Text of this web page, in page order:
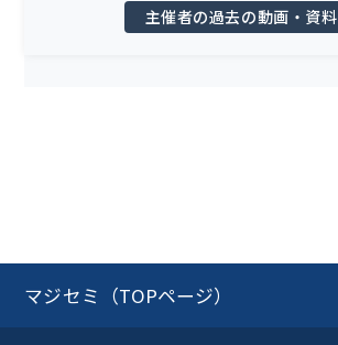
主催者の過去の動画・資料
マジセミ（TOPページ）